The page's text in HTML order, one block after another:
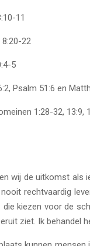
11
22
5
Psalm 51:6 en
1:28-32, 13:9,
wij de uitkomst als
rechtvaardig
kiezen voor de
ziet. Ik behandel